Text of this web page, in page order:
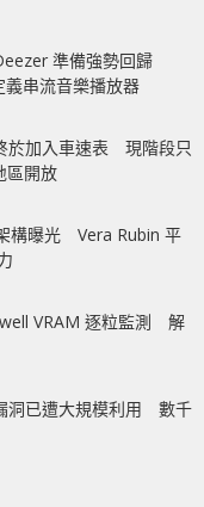
準備強勢回歸
串流音樂播放器
於加入車速表 現階段只
區開放
構曝光 Vera Rubin 平
VRAM 逐粒監測 解
洞已遭大規模利用 數千